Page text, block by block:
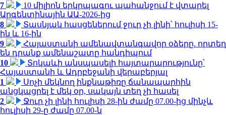
7
10 միլիոն երկրպագու պահանջում է վտարել
Արգենտինային ԱԱ-2026-ից
8
Տասնյակ հասցեներում ջուր չի լինի՝ հուլիսի 15-
ին և 16-ին
9
Հայաստանի ամենավտանգավոր օձերը. որտեղ
են դրանք ամենաշատը հանդիպում
10
Տոկաևի անսպասելի հայտարարությունը՝
Հայաստանի և Ադրբեջանի վերաբերյալ
1
Սոչի մեկնող ինքնաթիռը ճանապարհին
անցկացրել է մեկ օր, սակայն տեղ չի հասել
2
Ջուր չի լինի հուլիսի 28-ին ժամը 07.00-ից մինչև
հուլիսի 29-ը ժամը 07.00-ն